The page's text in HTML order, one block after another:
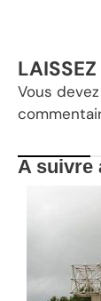
Vous devez
A suivre